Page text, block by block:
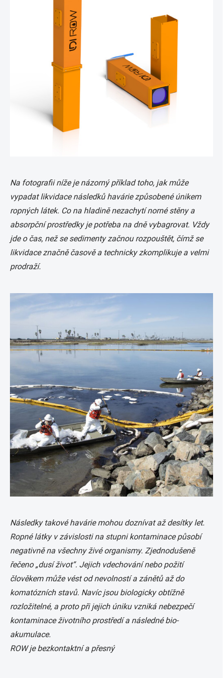
Na fotografii níže je názorný příklad toho, jak může
vypadat likvidace následků havárie způsobené únikem
ropných látek. Co na hladině nezachytí norné stěny a
absorpční prostředky je potřeba na dně vybagrovat. Vždy
jde o čas, než se sedimenty začnou rozpouštět, čímž se
likvidace značně časově a technicky zkomplikuje a velmi
prodraží.
Následky takové havárie mohou doznívat až desítky let.
Ropné látky v závislosti na stupni kontaminace působí
negativně na všechny živé organismy. Zjednodušeně
řečeno „dusí život“. Jejich vdechování nebo požití
člověkem může vést od nevolností a zánětů až do
komatózních stavů. Navíc jsou biologicky obtížně
rozložitelné, a proto při jejich úniku vzniká nebezpečí
kontaminace životního prostředí a následné bio-
akumulace.
ROW je bezkontaktní a přesný